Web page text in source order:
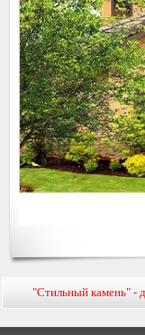
"Стильный камень" -